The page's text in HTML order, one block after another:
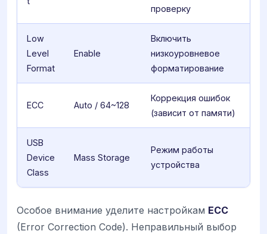
проверку
Low
Level
Format
Enable
Включить
низкоуровневое
форматирование
ECC Auto / 64~128
Коррекция ошибок
(зависит от памяти)
USB
Device
Class
Mass Storage
Режим работы
устройства
Особое внимание уделите настройкам ECC
(Error Correction Code). Неправильный выбор